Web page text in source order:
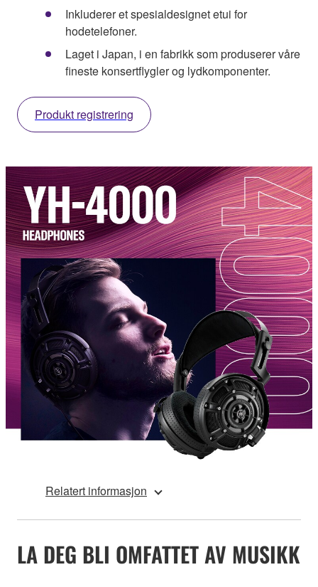
Inkluderer et spesialdesignet etui for
hodetelefoner.
Laget i Japan, i en fabrikk som produserer våre
fineste konsertflygler og lydkomponenter.
Produkt registrering
Relatert informasjon
LA DEG BLI OMFATTET AV MUSIKK